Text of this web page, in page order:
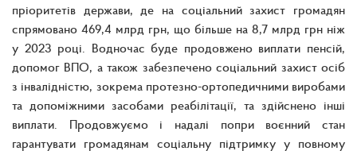
пріоритетів держави, де на соціальний захист громадян
спрямовано 469,4 млрд грн, що більше на 8,7 млрд грн ніж
у 2023 році. Водночас буде продовжено виплати пенсій,
допомог ВПО, а також забезпечено соціальний захист осіб
з інвалідністю, зокрема протезно-ортопедичними виробами
та допоміжними засобами реабілітації, та здійснено інші
виплати. Продовжуємо і надалі попри воєнний стан
гарантувати громадянам соціальну підтримку у повному